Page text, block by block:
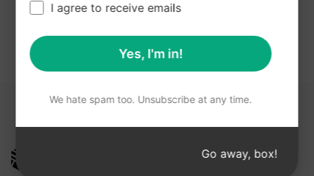
I agree to receive emails
Yes, I'm in!
We hate spam too. Unsubscribe at any time.
Go away, box!